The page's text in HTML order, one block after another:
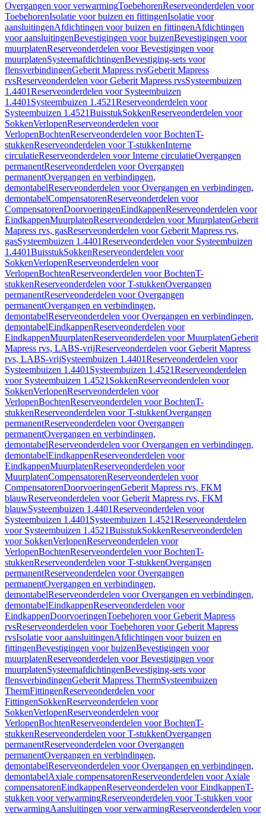
Overgangen voor verwarmingToebehorenReserveonderdelen voor
ToebehorenIsolatie voor buizen en fittingenIsolatie voor
aansluitingenAfdichtingen voor buizen en fittingenAfdichtingen
voor aansluitingenBevestigingen voor buizenBevestigingen voor
muurplatenReserveonderdelen voor Bevestigingen voor
muurplatenSysteemafdichtingenBevestiging-sets voor
flensverbindingenGeberit Mapress rvsGeberit Mapress
rvsReserveonderdelen voor Geberit Mapress rvsSysteembuizen
1.4401Reserveonderdelen voor Systeembuizen
1.4401 Systeembuizen 1.4521Reserveonderdelen voor
Systeembuizen 1.4521BuisstukSokkenReserveonderdelen voor
SokkenVerlopenReserveonderdelen voor
VerlopenBochtenReserveonderdelen voor BochtenT-
stukkenReserveonderdelen voor T-stukkenInterne
circulatieReserveonderdelen voor Interne circulatieOvergangen
permanentReserveonderdelen voor Overgangen
permanentOvergangen en verbindingen,
demontabelReserveonderdelen voor Overgangen en verbindingen,
demontabelCompensatorenReserveonderdelen voor
CompensatorenDoorvoeringenEindkappenReserveonderdelen voor
EindkappenMuurplatenReserveonderdelen voor MuurplatenGeberit
Mapress rvs, gasReserveonderdelen voor Geberit Mapress rvs,
gasSysteembuizen 1.4401Reserveonderdelen voor Systeembuizen
1.4401BuisstukSokkenReserveonderdelen voor
SokkenVerlopenReserveonderdelen voor
VerlopenBochtenReserveonderdelen voor BochtenT-
stukkenReserveonderdelen voor T-stukkenOvergangen
permanentReserveonderdelen voor Overgangen
permanentOvergangen en verbindingen,
demontabelReserveonderdelen voor Overgangen en verbindingen,
demontabelEindkappenReserveonderdelen voor
EindkappenMuurplatenReserveonderdelen voor MuurplatenGeberit
Mapress rvs, LABS-vrijReserveonderdelen voor Geberit Mapress
rvs, LABS-vrijSysteembuizen 1.4401Reserveonderdelen voor
Systeembuizen 1.4401 Systeembuizen 1.4521Reserveonderdelen
voor Systeembuizen 1.4521 SokkenReserveonderdelen voor
SokkenVerlopenReserveonderdelen voor
VerlopenBochtenReserveonderdelen voor BochtenT-
stukkenReserveonderdelen voor T-stukkenOvergangen
permanentReserveonderdelen voor Overgangen
permanentOvergangen en verbindingen,
demontabelReserveonderdelen voor Overgangen en verbindingen,
demontabelEindkappenReserveonderdelen voor
EindkappenMuurplatenReserveonderdelen voor
MuurplatenCompensatorenReserveonderdelen voor
CompensatorenDoorvoeringenGeberit Mapress rvs, FKM
blauwReserveonderdelen voor Geberit Mapress rvs, FKM
blauwSysteembuizen 1.4401Reserveonderdelen voor
Systeembuizen 1.4401 Systeembuizen 1.4521Reserveonderdelen
voor Systeembuizen 1.4521BuisstukSokkenReserveonderdelen
voor SokkenVerlopenReserveonderdelen voor
VerlopenBochtenReserveonderdelen voor BochtenT-
stukkenReserveonderdelen voor T-stukkenOvergangen
permanentReserveonderdelen voor Overgangen
permanentOvergangen en verbindingen,
demontabelReserveonderdelen voor Overgangen en verbindingen,
demontabelEindkappenReserveonderdelen voor
EindkappenDoorvoeringenToebehoren voor Geberit Mapress
rvsReserveonderdelen voor Toebehoren voor Geberit Mapress
rvsIsolatie voor aansluitingenAfdichtingen voor buizen en
fittingenBevestigingen voor buizenBevestigingen voor
muurplatenReserveonderdelen voor Bevestigingen voor
muurplatenSysteemafdichtingenBevestiging-sets voor
flensverbindingenGeberit Mapress ThermSysteembuizen
ThermFittingenReserveonderdelen voor
FittingenSokkenReserveonderdelen voor
SokkenVerlopenReserveonderdelen voor
VerlopenBochtenReserveonderdelen voor BochtenT-
stukkenReserveonderdelen voor T-stukkenOvergangen
permanentReserveonderdelen voor Overgangen
permanentOvergangen en verbindingen,
demontabelReserveonderdelen voor Overgangen en verbindingen,
demontabelAxiale compensatorenReserveonderdelen voor Axiale
compensatorenEindkappenReserveonderdelen voor EindkappenT-
stukken voor verwarmingReserveonderdelen voor T-stukken voor
verwarmingAansluitingen voor verwarmingReserveonderdelen voor